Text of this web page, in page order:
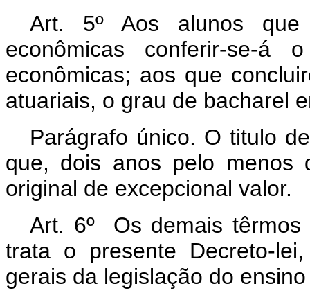
Art. 5º Aos alunos
econômicas conferir-se-
econômicas; aos que
atuariais, o grau de bacharel
Parágrafo único. O titulo
que, dois anos pelo menos
original de excepcional valor.
Art. 6º Os demais
trata o presente Decreto-
gerais da legislação do